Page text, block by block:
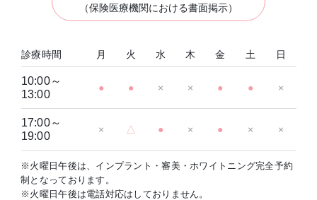
（保険医療機関における書面掲示）
診療時間 月 火 水 木 金 土 日
10:00～
13:00
● ● × × ● ● ×
17:00～
19:00
× △ ● × ● × ×
※火曜日午後は、インプラント・審美・ホワイトニング完全予約
制となっております。
※火曜日午後は電話対応はしておりません。